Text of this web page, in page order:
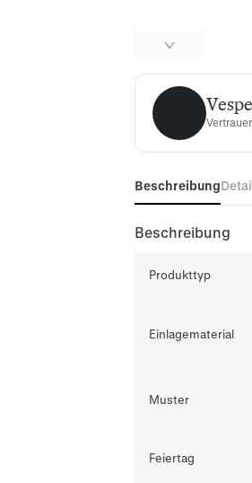
Vesper Row
Beschreibung
Beschreibung
Produkttyp
Einlagematerial
Muster
Feiertag